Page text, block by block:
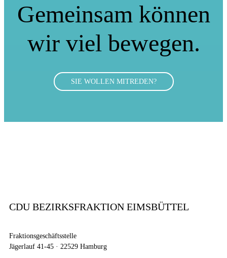
Gemeinsam können
wir viel bewegen.
SIE WOLLEN MITREDEN?
CDU BEZIRKSFRAKTION EIMSBÜTTEL
Fraktionsgeschäftsstelle
Jägerlauf 41-45 · 22529 Hamburg